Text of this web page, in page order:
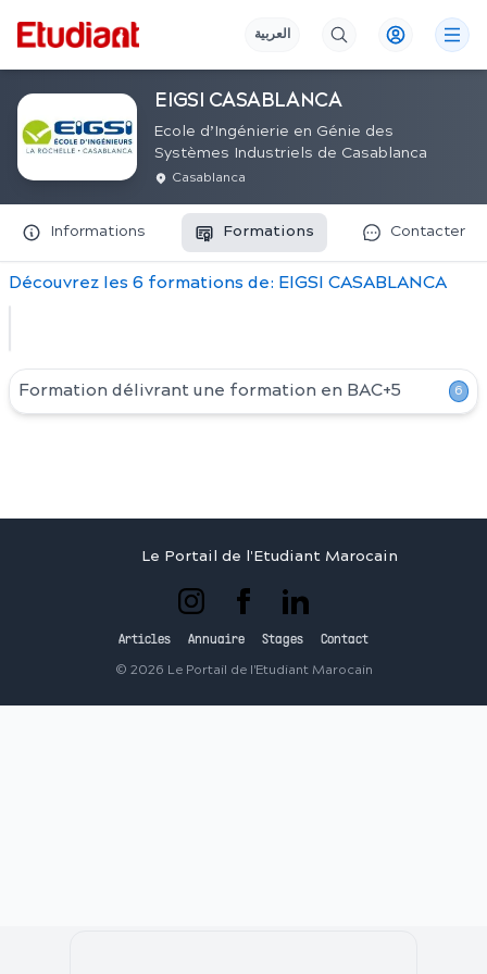
العربية
EIGSI CASABLANCA
Ecole d’Ingénierie en Génie des
Systèmes Industriels de Casablanca
Casablanca
Informations Formations Contacter
Découvrez les 6 formations de: EIGSI CASABLANCA
Formation délivrant une formation en BAC+5 6
Le Portail de l'Etudiant Marocain
Articles Annuaire Stages Contact
© 2026 Le Portail de l'Etudiant Marocain